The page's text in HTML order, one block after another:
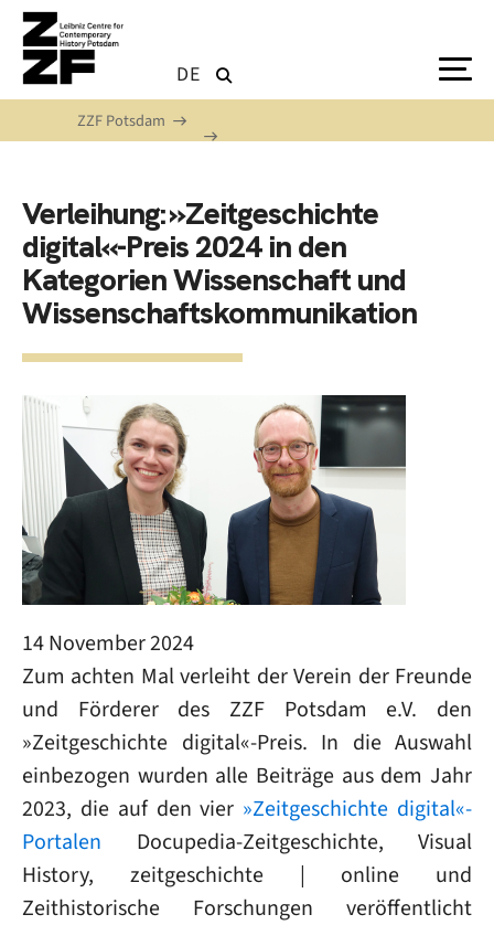
Skip to main content
DE
ZZF Potsdam
Verleihung: »Zeitgeschichte
digital«-Preis 2024 in den
Kategorien Wissenschaft und
Wissenschaftskommunikation
14 November 2024
Zum achten Mal verleiht der Verein der Freunde
und Förderer des ZZF Potsdam e.V. den
»Zeitgeschichte digital«-Preis. In die Auswahl
einbezogen wurden alle Beiträge aus dem Jahr
2023, die auf den vier »Zeitgeschichte digital«-
Portalen Docupedia-Zeitgeschichte, Visual
History, zeitgeschichte | online und
Zeithistorische Forschungen veröffentlicht